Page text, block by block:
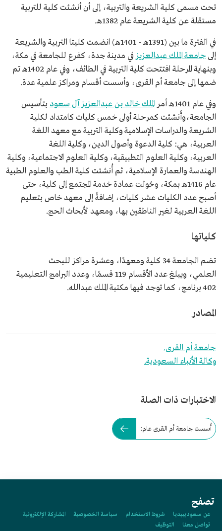
تحت مسمى كلية الشريعة والتربية، إلى أن أنشئت كلية للتربية
مستقلة عن كلية الشريعة عام 1382هـ.
في الفترة ما بين (1391هـ - 1401هـ) انضمت كليتا التربية والشريعة
إلى جامعة الملك عبدالعزيز في مدينة جدة، كفرع للجامعة في مكة،
وبنهاية المرحلة افتتحت كلية التربية في الطائف، وفي عام 1402هـ تم
ضمها إلى جامعة أم القرى، وأسست أقسام ومراكز علمية عدة.
وفي عام 1401هـ أمر الملك خالد بن عبدالعزيز آل سعود بتأسيس
الجامعة،وأُنشئت كمرحلة أولى خمس كليات كامتداد لكلية
الشريعة والدراسات الإسلامية وكلية التربية مع معهد اللغة
العربية، هي: كلية الدعوة وأصول الدين، وكلية اللغة
العربية، وكلية العلوم التطبيقية، وكلية العلوم الاجتماعية، وكلية
الهندسة والعمارة الإسلامية، ثم أُنشئت كلية الطب والعلوم الطبية
عام 1416هـ بمكة، وحُولت عمادة خدمة المجتمع إلى كلية، حتى
أصبح عدد الكليات عشر كليات، إضافةً إلى معهد خاص بتعليم
اللغة العربية لغير الناطقين بها، ومعهد لأبحاث الحج.
كلياتها
تضم الجامعة 34 كلية ومعهدًا، وعشرة مراكز للبحث
العلمي، ويبلغ عدد الأقسام 119 قسمًا، وعدد البرامج التعليمية
402 برنامج، كما توجد فيها مكتبة الملك عبدالله.
المصادر
جامعة أم القرى.
وكالة الأنباء السعودية.
الاختبارات ذات الصلة
أُسست جامعة أم القرى عام:
تصفح
عن سعوديبيديا شروط الاستخدام سياسة الخصوصية
المشاركة الإلكترونية
تواصل معنا
التوظيف